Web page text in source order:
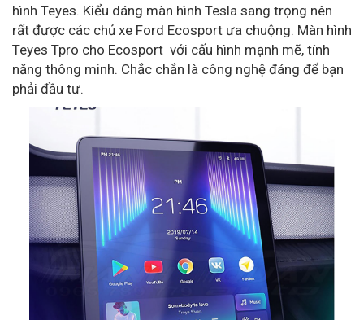
hình Teyes. Kiểu dáng màn hình Tesla sang trọng nên
rất được các chủ xe Ford Ecosport ưa chuộng. Màn hình
Teyes Tpro cho Ecosport với cấu hình mạnh mẽ, tính
năng thông minh. Chắc chắn là công nghệ đáng để bạn
phải đầu tư.